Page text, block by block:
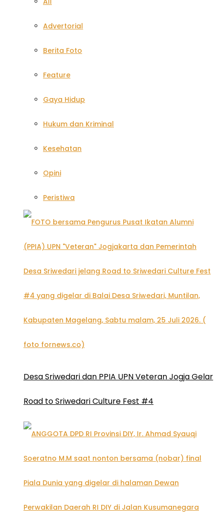
Advertorial
Berita Foto
Feature
Gaya Hidup
Hukum dan Kriminal
Kesehatan
Opini
Peristiwa
Desa Sriwedari dan PPIA UPN Veteran Jogja Gelar
Road to Sriwedari Culture Fest #4